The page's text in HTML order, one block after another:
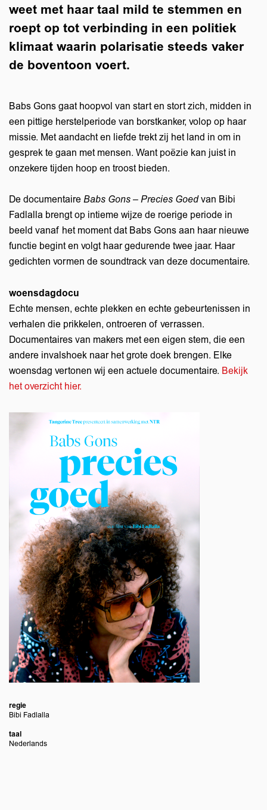
weet met haar taal mild te stemmen en
roept op tot verbinding in een politiek
klimaat waarin polarisatie steeds vaker
de boventoon voert.
Babs Gons gaat hoopvol van start en stort zich, midden in
een pittige herstelperiode van borstkanker, volop op haar
missie. Met aandacht en liefde trekt zij het land in om in
gesprek te gaan met mensen. Want poëzie kan juist in
onzekere tijden hoop en troost bieden.
De documentaire Babs Gons – Precies Goedvan Bibi
Fadlalla brengt op intieme wijze de roerige periode in
beeld vanaf het moment dat Babs Gons aan haar nieuwe
functie begint en volgt haar gedurende twee jaar. Haar
gedichten vormen de soundtrack van deze documentaire.
woensdagdocu
Echte mensen, echte plekken en echte gebeurtenissen in
verhalen die prikkelen, ontroeren of verrassen.
Documentaires van makers met een eigen stem, die een
andere invalshoek naar het grote doek brengen. Elke
woensdag vertonen wij een actuele documentaire. Bekijk
het overzicht hier.
regie
Bibi Fadlalla
taal
Nederlands